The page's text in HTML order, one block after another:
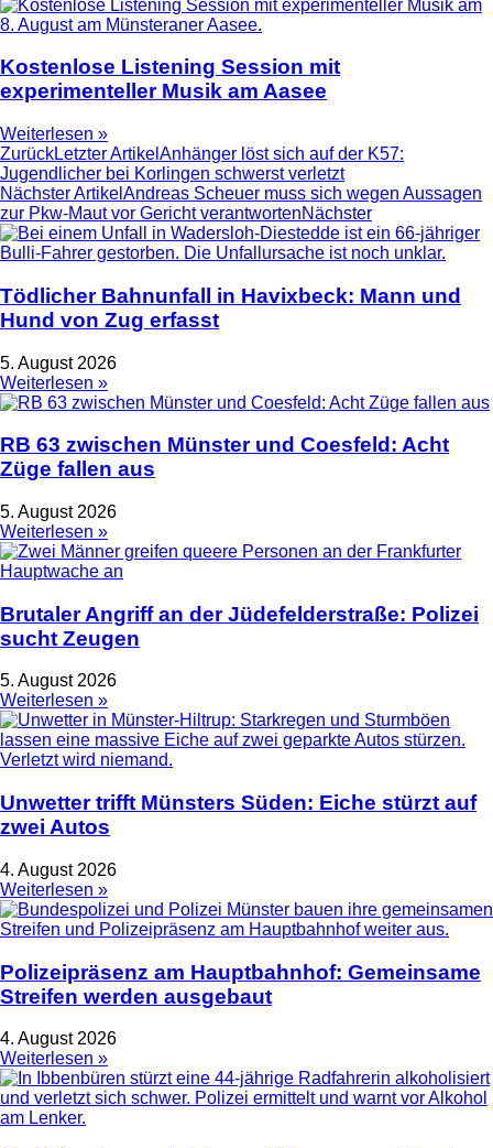
Kostenlose Listening Session mit
experimenteller Musik am Aasee
Weiterlesen »
ZurückLetzter Artikel Anhänger löst sich auf der K57:
Jugendlicher bei Korlingen schwerst verletzt
Nächster Artikel Andreas Scheuer muss sich wegen Aussagen
zur Pkw-Maut vor Gericht verantwortenNächster
Tödlicher Bahnunfall in Havixbeck: Mann und
Hund von Zug erfasst
5. August 2026
Weiterlesen »
RB 63 zwischen Münster und Coesfeld: Acht
Züge fallen aus
5. August 2026
Weiterlesen »
Brutaler Angriff an der Jüdefelderstraße: Polizei
sucht Zeugen
5. August 2026
Weiterlesen »
Unwetter trifft Münsters Süden: Eiche stürzt auf
zwei Autos
4. August 2026
Weiterlesen »
Polizeipräsenz am Hauptbahnhof: Gemeinsame
Streifen werden ausgebaut
4. August 2026
Weiterlesen »